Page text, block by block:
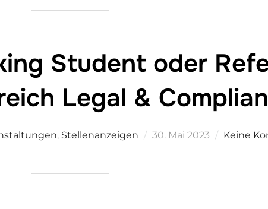
Student oder
Legal &
, Stellenanzeigen
Veröffentlicht
30. Mai 2023 Keine